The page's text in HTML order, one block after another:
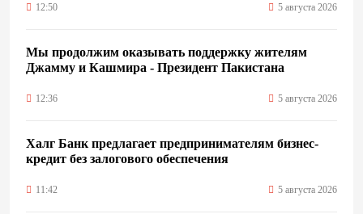
12:50 5 августа 2026
Мы продолжим оказывать поддержку жителям
Джамму и Кашмира - Президент Пакистана
12:36 5 августа 2026
Халг Банк предлагает предпринимателям бизнес-
кредит без залогового обеспечения
11:42 5 августа 2026